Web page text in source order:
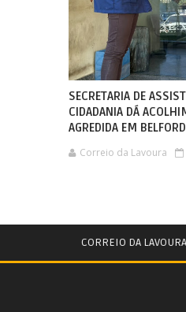
SECRETARIA DE
CIDADANIA DÁ
AGREDIDA EM
Correio da Lavoura
CORREIO DA